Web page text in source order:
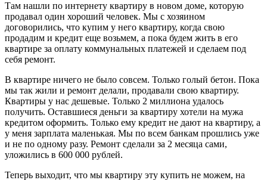
Там нашли по интернету квартиру в новом доме, которую
продавал один хороший человек. Мы с хозяином
договорились, что купим у него квартиру, когда свою
продадим и кредит еще возьмем, а пока будем жить в его
квартире за оплату коммунальных платежей и сделаем под
себя ремонт.
В квартире ничего не было совсем. Только голый бетон. Пока
мы так жили и ремонт делали, продавали свою квартиру.
Квартиры у нас дешевые. Только 2 миллиона удалось
получить. Оставшиеся деньги за квартиру хотели на мужа
кредитом оформить. Только ему кредит не дают на квартиру, а
у меня зарплата маленькая. Мы по всем банкам прошлись уже
и не по одному разу. Ремонт сделали за 2 месяца сами,
уложились в 600 000 рублей.
Теперь выходит, что мы квартиру эту купить не можем, на